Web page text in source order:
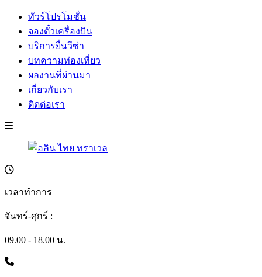
ทัวร์โปรโมชั่น
จองตั๋วเครื่องบิน
บริการยื่นวีซ่า
บทความท่องเที่ยว
ผลงานที่ผ่านมา
เกี่ยวกับเรา
ติดต่อเรา
เวลาทำการ
จันทร์-ศุกร์ :
09.00 - 18.00 น.